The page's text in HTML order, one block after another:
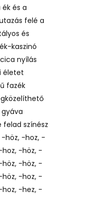
és a
felé a
és
kaszinó
nyílás
életet
fazék
felad színész
höz, -hoz, -
-höz, -
-höz, -
-hoz, -
-hez, -